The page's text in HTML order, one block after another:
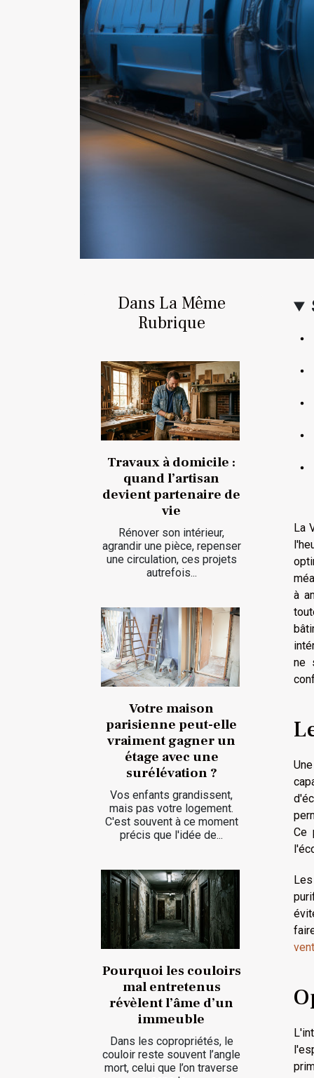
Dans La Même
Rubrique
Travaux à domicile :
quand l’artisan
devient partenaire de
vie
Rénover son intérieur,
agrandir une pièce, repenser
une circulation, ces projets
autrefois...
Votre maison
parisienne peut-elle
vraiment gagner un
étage avec une
surélévation ?
Vos enfants grandissent,
mais pas votre logement.
C'est souvent à ce moment
précis que l'idée de...
Pourquoi les couloirs
mal entretenus
révèlent l’âme d’un
immeuble
Dans les copropriétés, le
couloir reste souvent l’angle
mort, celui que l’on traverse
La
à
ne
Ce